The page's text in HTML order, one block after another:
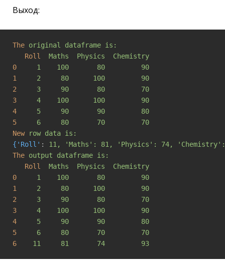
Выход:
The original dataframe is:
Roll
Maths  Physics  Chemistry
0
1    100       80         90
1
2     80      100         90
2
3     90       80         70
3
4    100      100         90
4
5     90       90         80
5
6     80       70         70
New
row data is:
{'Roll' : 11, 'Maths': 81, 'Physics': 74,
The output dataframe is:
Roll
Maths  Physics  Chemistry
0
1    100       80         90
1
2     80      100         90
2
3     90       80         70
3
4    100      100         90
4
5     90       90         80
5
6     80       70         70
6
11     81       74         93